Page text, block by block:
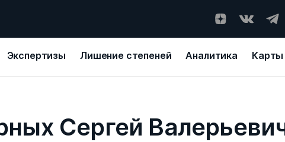
Экспертизы Лишение степеней Аналитика
Сергей